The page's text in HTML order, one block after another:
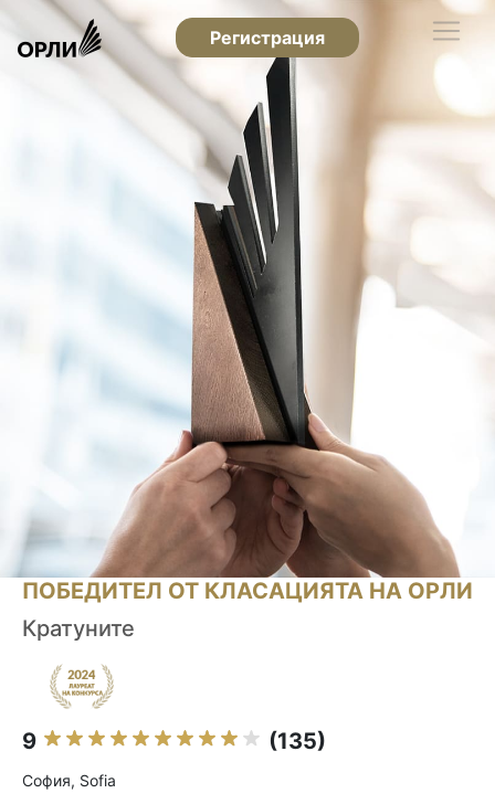
Регистрация
ПОБЕДИТЕЛ ОТ КЛАСАЦИЯТА НА ОРЛИ
Кратуните
9 (135)
София, Sofia